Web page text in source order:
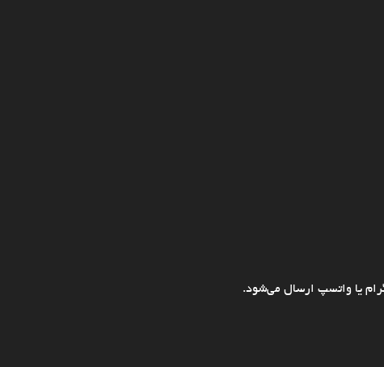
یا واتسپ ارسال می‌شود.